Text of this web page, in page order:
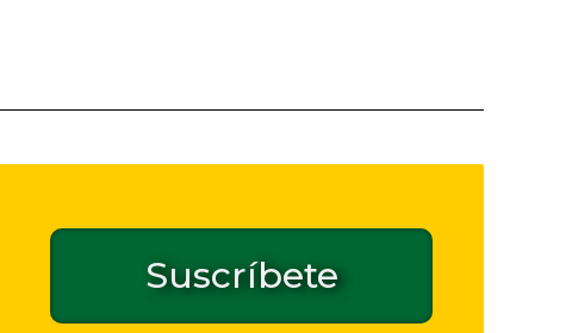
Suscríbete